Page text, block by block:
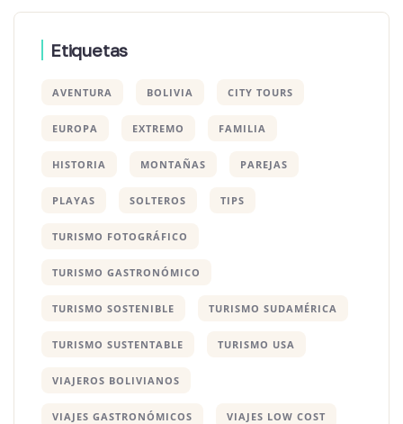
Etiquetas
AVENTURA BOLIVIA CITY TOURS
EUROPA EXTREMO FAMILIA
HISTORIA MONTAÑAS PAREJAS
PLAYAS SOLTEROS TIPS
TURISMO FOTOGRÁFICO
TURISMO GASTRONÓMICO
TURISMO SOSTENIBLE TURISMO SUDAMÉRICA
TURISMO SUSTENTABLE TURISMO USA
VIAJEROS BOLIVIANOS
VIAJES GASTRONÓMICOS VIAJES LOW COST